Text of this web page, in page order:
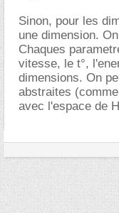
Sinon, pour les
une dimension.
Chaques
vitesse, le t°,
dimensions. On
abstraites
avec l'espace de